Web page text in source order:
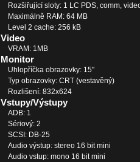
Rozšiřující sloty: 1 LC PDS, comm,
Maximálně RAM: 64 MB
Level 2 cache: 256 kB
Video
VRAM: 1MB
Monitor
Uhlopříčka obrazovky: 15"
Typ obrazovky: CRT (vestavěný)
Rozlišení: 832x624
Vstupy/Výstupy
ADB: 1
Sériový: 2
SCSI: DB-25
Audio výstup: stereo 16 bit mini
Audio vstup: mono 16 bit mini